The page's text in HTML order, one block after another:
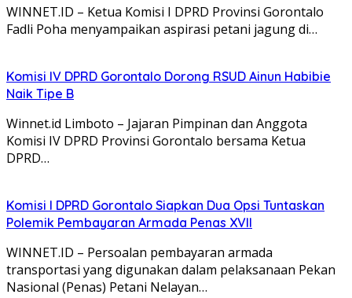
WINNET.ID – Ketua Komisi I DPRD Provinsi Gorontalo
Fadli Poha menyampaikan aspirasi petani jagung di…
Komisi IV DPRD Gorontalo Dorong RSUD Ainun Habibie
Naik Tipe B
Winnet.id Limboto – Jajaran Pimpinan dan Anggota
Komisi IV DPRD Provinsi Gorontalo bersama Ketua
DPRD…
Komisi I DPRD Gorontalo Siapkan Dua Opsi Tuntaskan
Polemik Pembayaran Armada Penas XVII
WINNET.ID – Persoalan pembayaran armada
transportasi yang digunakan dalam pelaksanaan Pekan
Nasional (Penas) Petani Nelayan…